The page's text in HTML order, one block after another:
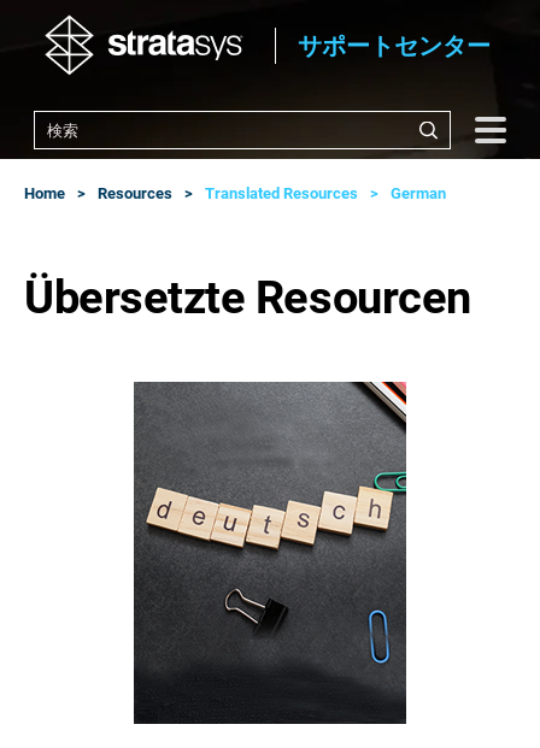
サポートセンター
Home Resources Translated Resources German
Übersetzte Resourcen